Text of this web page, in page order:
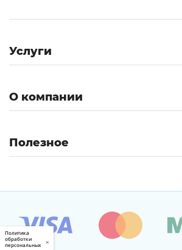
Услуги
О компании
Полезное
Политика
обработки
персональных
×